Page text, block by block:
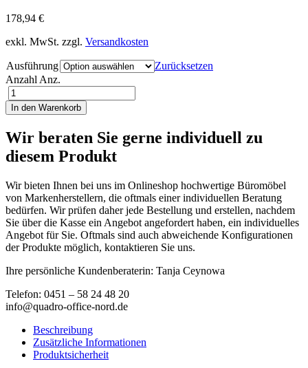
178,94 €
exkl. MwSt. zzgl. Versandkosten
Ausführung
Zurücksetzen
Anzahl Anz.
In den Warenkorb
Wir beraten Sie gerne individuell zu
diesem Produkt
Wir bieten Ihnen bei uns im Onlineshop hochwertige Büromöbel
von Markenherstellern, die oftmals einer individuellen Beratung
bedürfen. Wir prüfen daher jede Bestellung und erstellen, nachdem
Sie über die Kasse ein Angebot angefordert haben, ein individuelles
Angebot für Sie. Oftmals sind auch abweichende Konfigurationen
der Produkte möglich, kontaktieren Sie uns.
Ihre persönliche Kundenberaterin: Tanja Ceynowa
Telefon: 0451 – 58 24 48 20
info@quadro-office-nord.de
Beschreibung
Zusätzliche Informationen
Produktsicherheit